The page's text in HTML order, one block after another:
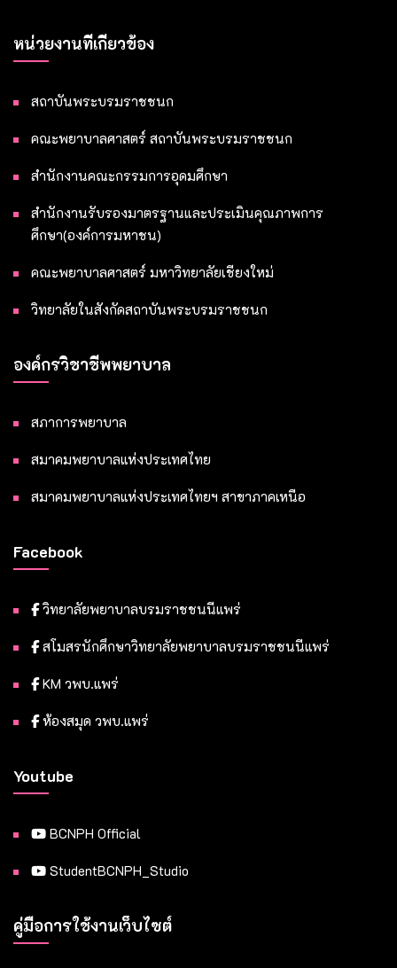
หน่วยงานที่เกี่ยวข้อง
สถาบันพระบรมราชชนก
คณะพยาบาลศาสตร์ สถาบันพระบรมราชชนก
สำนักงานคณะกรรมการอุดมศึกษา
สำนักงานรับรองมาตรฐานและประเมินคุณภาพการ
ศึกษา(องค์การมหาชน)
คณะพยาบาลศาสตร์ มหาวิทยาลัยเชียงใหม่
วิทยาลัยในสังกัดสถาบันพระบรมราชชนก
องค์กรวิชาชีพพยาบาล
สภาการพยาบาล
สมาคมพยาบาลแห่งประเทศไทย
สมาคมพยาบาลแห่งประเทศไทยฯ สาขาภาคเหนือ
Facebook
วิทยาลัยพยาบาลบรมราชชนนีแพร่
สโมสรนักศึกษาวิทยาลัยพยาบาลบรมราชชนนีแพร่
KM วพบ.แพร่
ห้องสมุด วพบ.แพร่
Youtube
BCNPH Official
StudentBCNPH_Studio
คู่มือการใช้งานเว็บไซต์